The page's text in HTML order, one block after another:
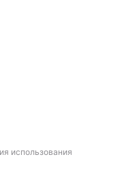
использования